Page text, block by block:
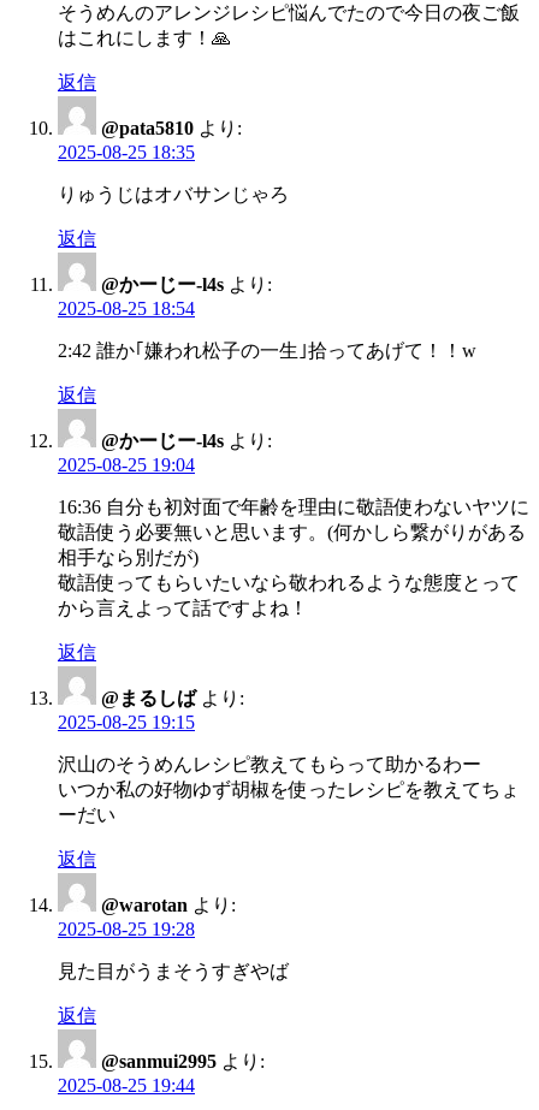
そうめんのアレンジレシピ悩んでたので今日の夜ご飯
はこれにします！🙏
返信
@pata5810 より:
2025-08-25 18:35
りゅうじはオバサンじゃろ
返信
@かーじー-l4s より:
2025-08-25 18:54
2:42 誰か｢嫌われ松子の一生｣拾ってあげて！！w
返信
@かーじー-l4s より:
2025-08-25 19:04
16:36 自分も初対面で年齢を理由に敬語使わないヤツに
敬語使う必要無いと思います。(何かしら繋がりがある
相手なら別だが)
敬語使ってもらいたいなら敬われるような態度とって
から言えよって話ですよね！
返信
@まるしば より:
2025-08-25 19:15
沢山のそうめんレシピ教えてもらって助かるわー
いつか私の好物ゆず胡椒を使ったレシピを教えてちょ
ーだい
返信
@warotan より:
2025-08-25 19:28
見た目がうまそうすぎやば
返信
@sanmui2995 より:
2025-08-25 19:44